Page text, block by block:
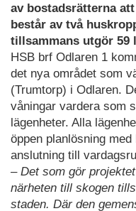
av bostadsrätterna
består av två
tillsammans utgör 59
HSB brf Odlaren 1
det nya området som
(Trumtorp) i Odlaren.
våningar vardera som
lägenheter. Alla
öppen planlösning
anslutning till
– Det som gör
närheten till skogen
staden. Där den